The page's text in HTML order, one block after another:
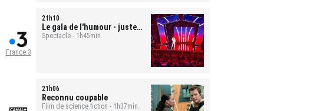
France 3
21h10
Le gala de l'humour - juste
pour rire
Spectacle - 1h45min.
21h06
Reconnu coupable
Film de science fiction - 1h37min.